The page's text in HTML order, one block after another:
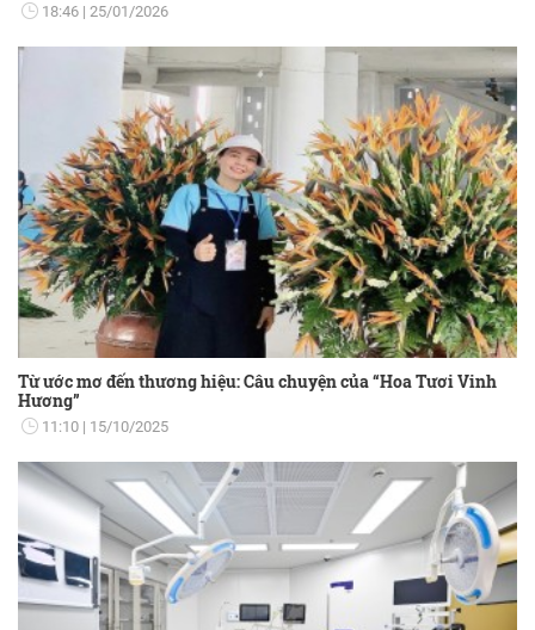
18:46 25/01/2026
Từ ước mơ đến thương hiệu: Câu chuyện của “Hoa Tươi Vinh
Hương”
11:10 15/10/2025